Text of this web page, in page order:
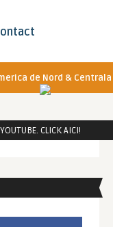
de Nord & Centrala
CLICK AICI!